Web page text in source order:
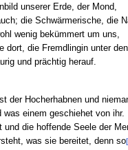
unserer Erde, der Mond,
die Schwärmerische, die
wenig bekümmert um uns,
dort, die Fremdlingin unter
und prächtig herauf.
der Hocherhabnen und
einem geschiehet von ihr.
die hoffende Seele der
was sie bereitet, denn so